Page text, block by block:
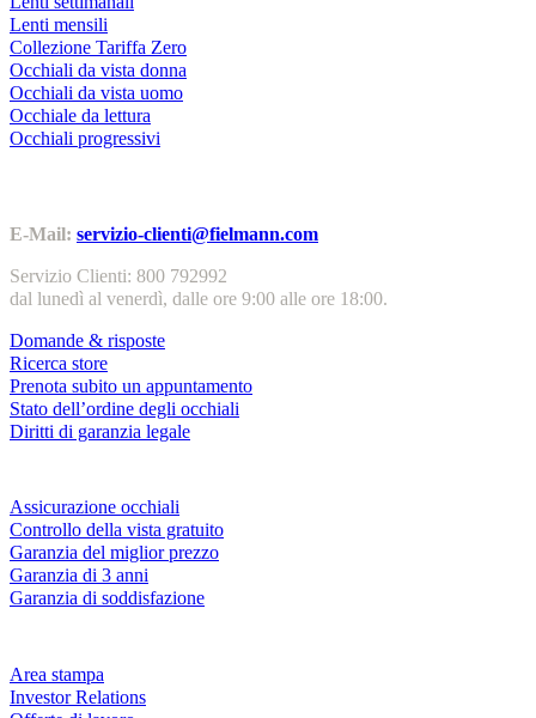
Lenti mensili
Collezione Tariffa Zero
Occhiali da vista donna
Occhiali da vista uomo
Occhiale da lettura
Occhiali progressivi
E-Mail: servizio-clienti@fielmann.com
Servizio Clienti: 800 792992
dal lunedì al venerdì, dalle ore 9:00 alle ore 18:00.
Domande & risposte
Ricerca store
Prenota subito un appuntamento
Stato dell’ordine degli occhiali
Diritti di garanzia legale
Assicurazione occhiali
Controllo della vista gratuito
Garanzia del miglior prezzo
Garanzia di 3 anni
Garanzia di soddisfazione
Area stampa
Investor Relations